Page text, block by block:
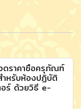
ดราคาซื้อครุภัณฑ์
ำหรับห้องปฏิบัติ
อร์ ด้วยวิธี e-